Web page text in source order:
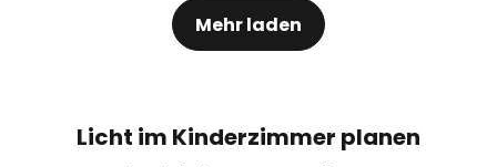
Mehr laden
Licht im Kinderzimmer planen